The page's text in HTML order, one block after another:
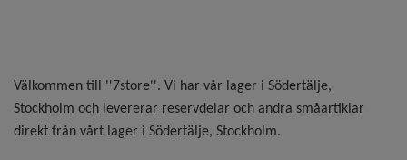
Välkommen till ''7store''. Vi har vår lager i Södertälje,
Stockholm och levererar reservdelar och andra småartiklar
direkt från vårt lager i Södertälje, Stockholm.